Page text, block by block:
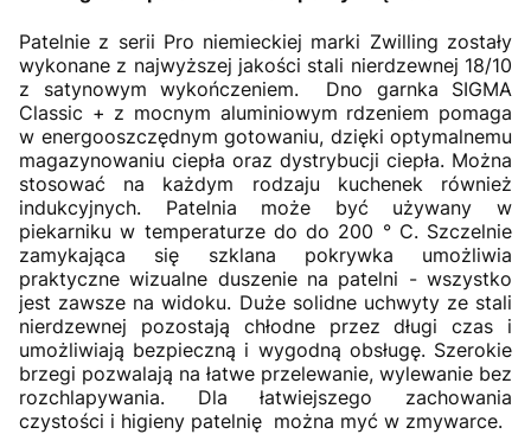
Patelnie z serii Pro niemieckiej marki Zwilling zostały
wykonane z najwyższej jakości stali nierdzewnej 18/10
z satynowym wykończeniem. Dno garnka SIGMA
Classic + z mocnym aluminiowym rdzeniem pomaga
w energooszczędnym gotowaniu, dzięki optymalnemu
magazynowaniu ciepła oraz dystrybucji ciepła. Można
stosować na każdym rodzaju kuchenek również
indukcyjnych. Patelnia może być używany w
piekarniku w temperaturze do do 200 ° C. Szczelnie
zamykająca się szklana pokrywka umożliwia
praktyczne wizualne duszenie na patelni - wszystko
jest zawsze na widoku. Duże solidne uchwyty ze stali
nierdzewnej pozostają chłodne przez długi czas i
umożliwiają bezpieczną i wygodną obsługę. Szerokie
brzegi pozwalają na łatwe przelewanie, wylewanie bez
rozchlapywania. Dla łatwiejszego zachowania
czystości i higieny patelnię można myć w zmywarce.